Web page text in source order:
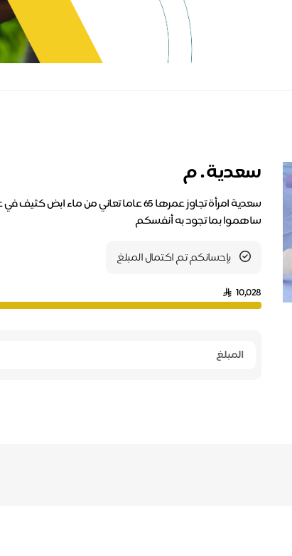
سعدية . م
سعدية امرأة تجاوز عمرها 65 عاما تعاني
ساهموا بما تجود به أنفسكم
بإحسانكم تم اكتمال المبلغ
10,028